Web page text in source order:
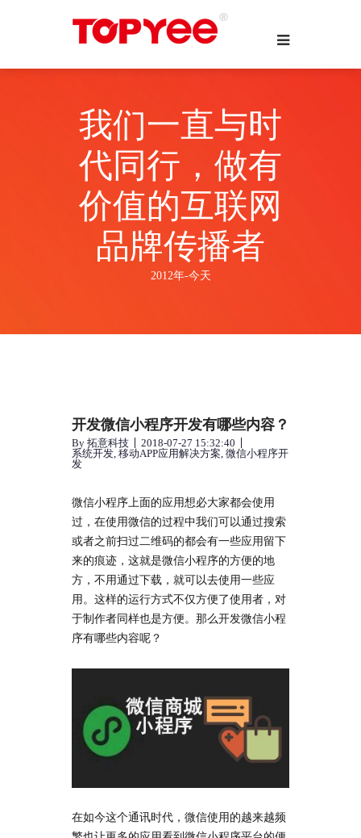
我们一直与时
代同行，做有
价值的互联网
品牌传播者
2012年-今天
开发微信小程序开发有哪些内容？
By 拓意科技
2018-07-27 15:32:40
系统开发, 移动APP应用解决方案, 微信小程序开
发
微信小程序上面的应用想必大家都会使用
过，在使用微信的过程中我们可以通过搜索
或者之前扫过二维码的都会有一些应用留下
来的痕迹，这就是微信小程序的方便的地
方，不用通过下载，就可以去使用一些应
用。这样的运行方式不仅方便了使用者，对
于制作者同样也是方便。那么开发微信小程
序有哪些内容呢？
在如今这个通讯时代，微信使用的越来越频